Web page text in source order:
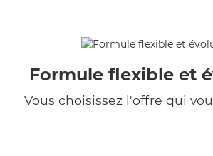
Formule flexible et
Vous choisissez l'offre qui